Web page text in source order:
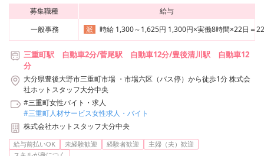
募集職種
給与
一般事務
派 時給 1,300～1,625円 1,300円×実働8時間×22日＝
三重町駅 自動車2分/菅尾駅 自動車12分/豊後清川駅 自動車12
分
大分県豊後大野市三重町市場 ・市場六区（バス停）から徒歩1分 株式会
社ホットスタッフ大分中央
#三重町女性バイト・求人
#三重町人材サービス女性求人・バイト
株式会社ホットスタッフ大分中央
給与前払いOK 未経験歓迎 経験者歓迎
主婦（夫）歓迎